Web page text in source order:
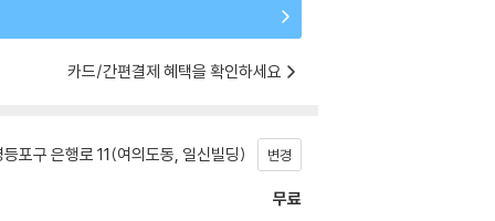
카드/간편결제 혜택을 확인하세요
포구 은행로 11(여의도동, 일신빌딩) 변경
무료